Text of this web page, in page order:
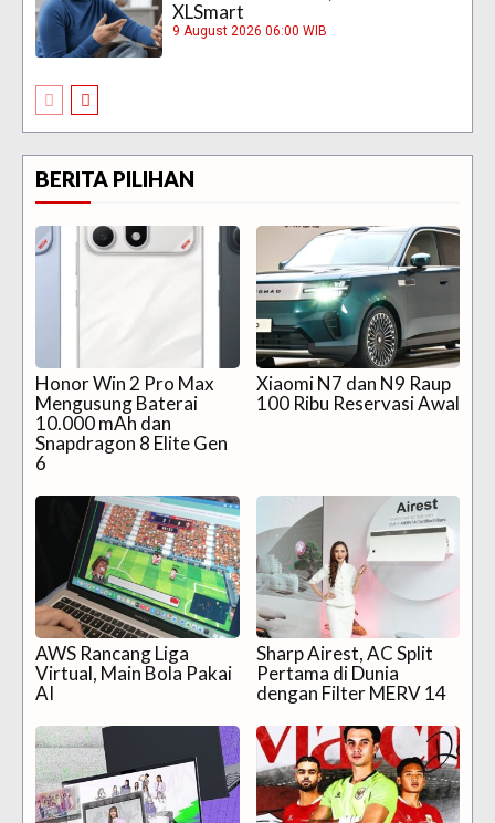
XLSmart
9 August 2026 06:00 WIB
BERITA PILIHAN
Honor Win 2 Pro Max
Mengusung Baterai
10.000 mAh dan
Snapdragon 8 Elite Gen
6
Xiaomi N7 dan N9 Raup
100 Ribu Reservasi Awal
AWS Rancang Liga
Virtual, Main Bola Pakai
AI
Sharp Airest, AC Split
Pertama di Dunia
dengan Filter MERV 14